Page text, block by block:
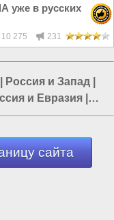
уже в русских
10 275 231
Россия и Запад
и Евразия
сайта